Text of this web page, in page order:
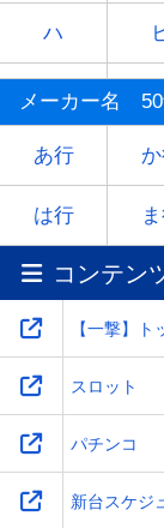
ハ
マ
ヤ -
ラ
ワ -
メーカー名 50
あ行
は行
コンテン
【一撃】ト
スロット
パチンコ
新台スケジ